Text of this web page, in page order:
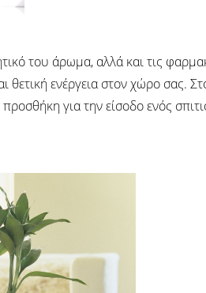
του άρωμα, αλλά και τις
θετική ενέργεια στον χώρο σας.
για την είσοδο ενός